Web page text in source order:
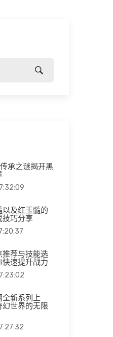
承之谜揭开黑
及红玉髓的
技巧分享
推荐与技能选
速提升战力
全新系列上
幻世界的无限